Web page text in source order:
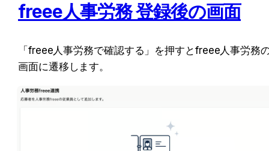
freee人事労務 登録後の画面
「freee人事労務で確認する」を押すとfreee人事労務
画面に遷移します。